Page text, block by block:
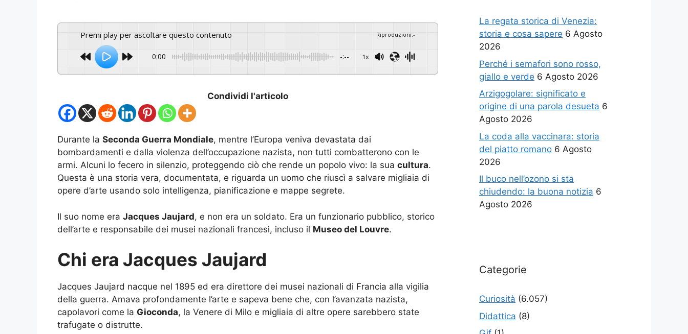
Premi play per ascoltare questo contenuto Riproduzioni:-
0:00 -:-- 1x
Condividi l'articolo
Durante la Seconda Guerra Mondiale, mentre l’Europa veniva devastata dai
bombardamenti e dalla violenza dell’occupazione nazista, non tutti combatterono con le
armi. Alcuni lo fecero in silenzio, proteggendo ciò che rende un popolo vivo: la sua cultura.
Questa è una storia vera, documentata, e riguarda un uomo che riuscì a salvare migliaia di
opere d’arte usando solo intelligenza, pianificazione e mappe segrete.
Il suo nome era Jacques Jaujard, e non era un soldato. Era un funzionario pubblico, storico
dell’arte e responsabile dei musei nazionali francesi, incluso il Museo del Louvre.
Chi era Jacques Jaujard
Jacques Jaujard nacque nel 1895 ed era direttore dei musei nazionali di Francia alla vigilia
della guerra. Amava profondamente l’arte e sapeva bene che, con l’avanzata nazista,
capolavori come la Gioconda, la Venere di Milo e migliaia di altre opere sarebbero state
trafugate o distrutte.
La regata storica di Venezia:
storia e cosa sapere 6 Agosto
2026
Perché i semafori sono rosso,
giallo e verde 6 Agosto 2026
Arzigogolare: significato e
origine di una parola desueta 6
Agosto 2026
La coda alla vaccinara: storia
del piatto romano 6 Agosto
2026
Il buco nell’ozono si sta
chiudendo: la buona notizia 6
Agosto 2026
Categorie
Curiosità (6.057)
Didattica (8)